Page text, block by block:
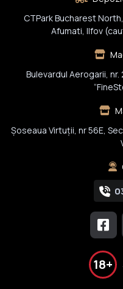
CTPark Bucharest
Afumati, Ilfov
Bulevardul Aerogarii,
Șoseaua Virtuții, nr 56E,
18+